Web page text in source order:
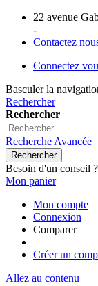
22 avenue
-
Contactez
Connectez
Basculer la
Rechercher
Rechercher
Recherche Avancée
Rechercher
Besoin d'un conseil ?
Mon panier
Mon compte
Connexion
Comparer
Créer un
Allez au contenu